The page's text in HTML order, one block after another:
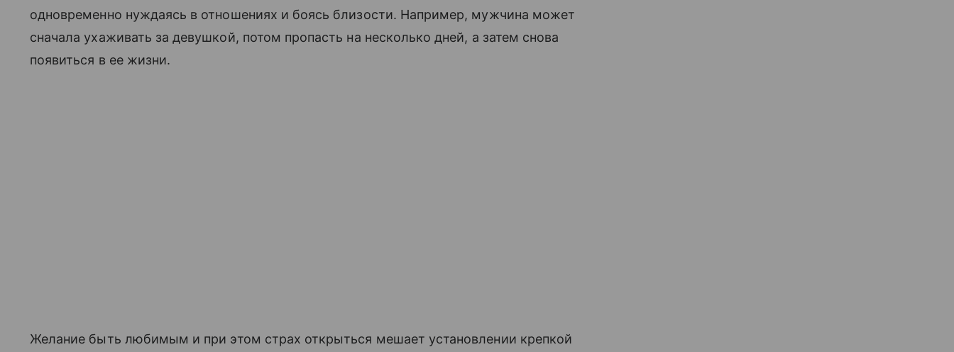
одновременно нуждаясь в отношениях и боясь близости. Например, мужчина может
сначала ухаживать за девушкой, потом пропасть на несколько дней, а затем снова
появиться в ее жизни.
Желание быть любимым и при этом страх открыться мешает установлении крепкой